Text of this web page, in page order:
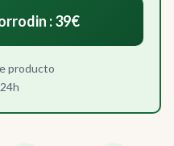
: 39€
producto